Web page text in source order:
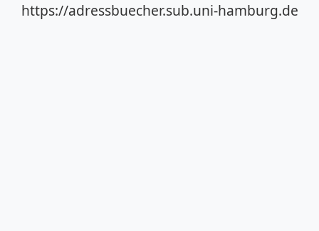
https://adressbuecher.sub.uni-hamburg.de